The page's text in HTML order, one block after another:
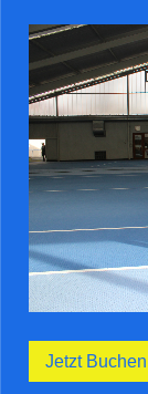
Jetzt Buchen